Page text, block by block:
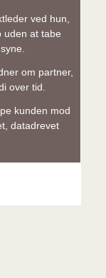
ved hun,
uden at tabe
om partner,
over tid.
kunden mod
datadrevet